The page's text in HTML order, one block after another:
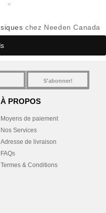
»
chez Needen Canada
S'abonner!
À PROPOS
Moyens de paiement
Nos Services
Adresse de livraison
FAQs
Termes & Conditions